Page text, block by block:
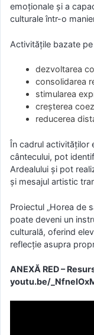
emoționale și a
culturale într-o
Activitățile bazate
dezvoltarea
consolidarea
stimularea
creșterea
reducerea
În cadrul activităților
cântecului, pot
Ardealului și pot
și mesajul artistic
Proiectul „Horea de
poate deveni un
culturală, oferind
reflecție asupra
ANEXĂ RED –
youtu.be/